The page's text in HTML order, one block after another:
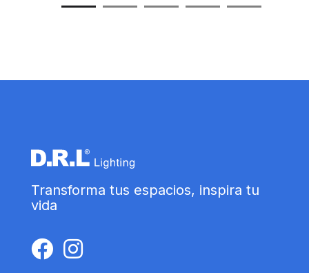
Transforma tus espacios, inspira tu
vida